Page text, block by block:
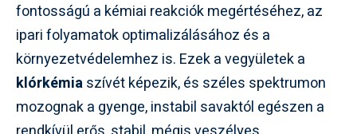
fontosságú a kémiai reakciók megértéséhez, az
ipari folyamatok optimalizálásához és a
környezetvédelemhez is. Ezek a vegyületek a
klórkémiaszívét képezik, és széles spektrumon
mozognak a gyenge, instabil savaktól egészen a